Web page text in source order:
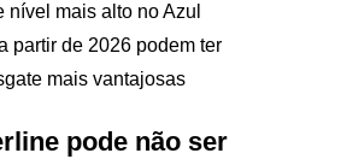
nível mais alto no Azul
partir de 2026 podem ter
mais vantajosas
pode não ser